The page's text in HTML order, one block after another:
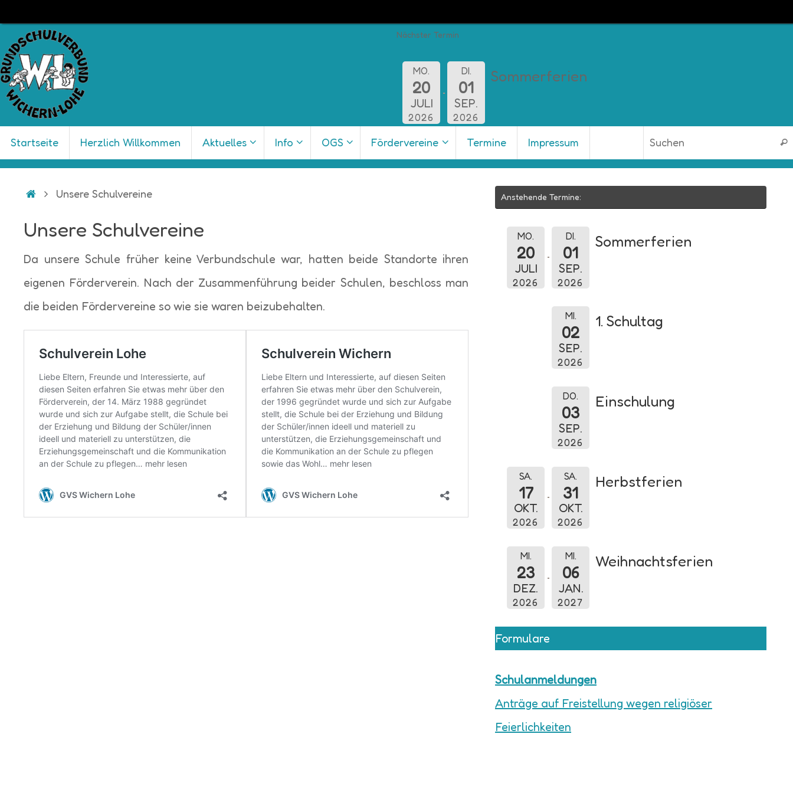
Inhalt
springen
Nächster Termin
MO.
20
JULI
2026
DI.
01
SEP.
2026
Sommerferien
InhaltStartseite Herzlich Willkommen Aktuelles Info OGS Fördervereine Termine Impressum
StartUnsere Schulvereine
Unsere Schulvereine
Da unsere Schule früher keine Verbundschule war, hatten beide Standorte ihren
eigenen Förderverein. Nach der Zusammenführung beider Schulen, beschloss man
die beiden Fördervereine so wie sie waren beizubehalten.
Anstehende Termine:
MO.
20
JULI
2026
DI.
01
SEP.
2026
Sommerferien
MI.
02
SEP.
2026
1. Schultag
DO.
03
SEP.
2026
Einschulung
SA.
17
OKT.
2026
SA.
31
OKT.
2026
Herbstferien
MI.
23
DEZ.
2026
MI.
06
JAN.
2027
Weihnachtsferien
Formulare
Schulanmeldungen
Anträge auf Freistellung wegen religiöser
Feierlichkeiten